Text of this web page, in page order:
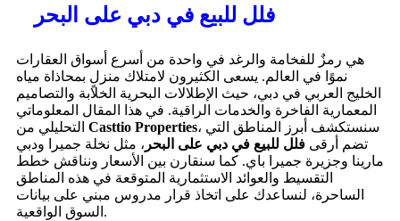
فلل للبيع في دبي على البحر
هي رمزٌ للفخامة والرغد في واحدة من أسرع أسواق العقارات
نموًا في العالم. يسعى الكثيرون لامتلاك منزلٍ بمحاذاة مياه
الخليج العربي في دبي، حيث الإطلالات البحرية الخلابة والتصاميم
المعمارية الفاخرة والخدمات الراقية. في هذا المقال المعلوماتي
Casttio Properties، سنستكشف أبرز المناطق التي
تضم أرقى فلل للبيع في دبي على البحر ، مثل نخلة جميرا ودبي
مارينا وجزيرة جميرا باي. كما سنقارن بين الأسعار ونناقش خطط
التقسيط والعوائد الاستثمارية المتوقعة في هذه المناطق
الساحرة، لنساعدك على اتخاذ قرار مدروس مبني على بيانات
السوق الواقعية.